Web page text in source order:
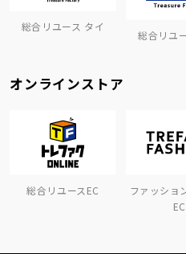
総合リユース タイ
総合リユ
オンラインストア
総合リユースEC
ファッショ
EC